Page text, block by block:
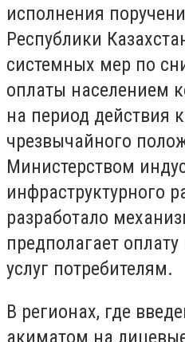
исполнения
Республики
системных мер по
оплаты населением
на период действия
чрезвычайного
Министерством
инфраструктурного
разработало
предполагает
услуг потребителям.
В регионах, где
акиматом на